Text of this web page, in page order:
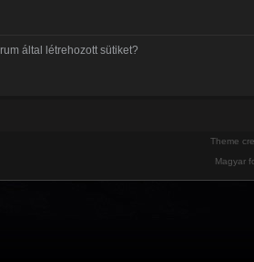
által létrehozott sütiket?
Theme
Magyar